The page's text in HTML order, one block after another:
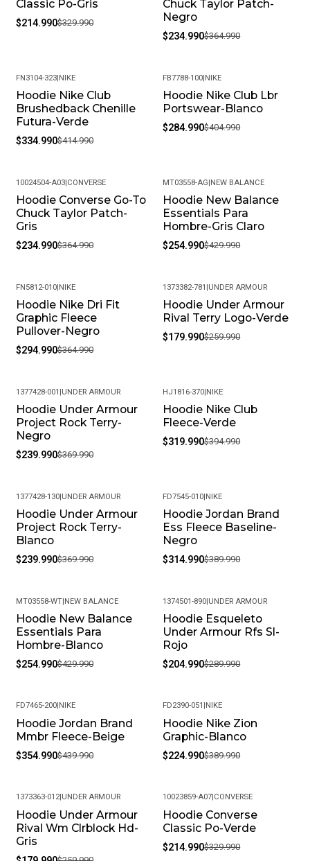
Classic Po-Gris
$214.990$329.990
Chuck Taylor Patch-
Negro
$234.990$364.990
-19%
FN3104-323|NIKE
Hoodie Nike Club
Brushedback Chenille
Futura-Verde
$334.990$414.990
-30%
FB7788-100|NIKE
Hoodie Nike Club Lbr
Portswear-Blanco
$284.990$404.990
-36%
10024504-A03|CONVERSE
Hoodie Converse Go-To
Chuck Taylor Patch-
Gris
$234.990$364.990
-41%
MT03558-AG|NEW BALANCE
Hoodie New Balance
Essentials Para
Hombre-Gris Claro
$254.990$429.990
-19%
FN5812-010|NIKE
Hoodie Nike Dri Fit
Graphic Fleece
Pullover-Negro
$294.990$364.990
-31%
1373382-781 |UNDER ARMOUR
Hoodie Under Armour
Rival Terry Logo-Verde
$179.990$259.990
-35%
1377428-001 |UNDER ARMOUR
Hoodie Under Armour
Project Rock Terry-
Negro
$239.990$369.990
-19%
HJ1816-370|NIKE
Hoodie Nike Club
Fleece-Verde
$319.990$394.990
-35%
1377428-130|UNDER ARMOUR
Hoodie Under Armour
Project Rock Terry-
Blanco
$239.990$369.990
-19%
FD7545-010|NIKE
Hoodie Jordan Brand
Ess Fleece Baseline-
Negro
$314.990$389.990
-41%
MT03558-WT|NEW BALANCE
Hoodie New Balance
Essentials Para
Hombre-Blanco
$254.990$429.990
-29%
1374501-890|UNDER ARMOUR
Hoodie Esqueleto
Under Armour Rfs Sl-
Rojo
$204.990$289.990
-19%
FD7465-200| NIKE
Hoodie Jordan Brand
Mmbr Fleece-Beige
$354.990$439.990
-42%
FD2390-051 NIKE
Hoodie Nike Zion
Graphic-Blanco
$224.990$389.990
-31%
1373363-012| UNDER ARMOUR
Hoodie Under Armour
Rival Wm Clrblock Hd-
Gris
-35%
10023859-A07 CONVERSE
Hoodie Converse
Classic Po-Verde
$214.990$329.990